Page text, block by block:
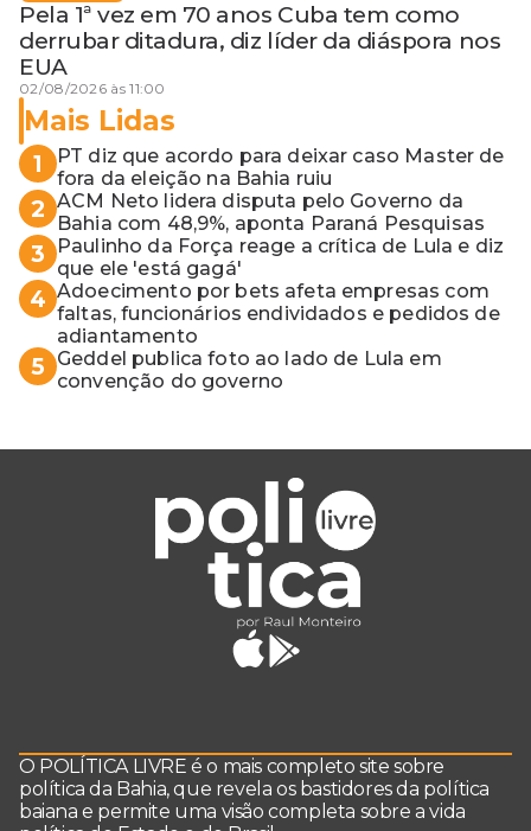
Pela 1ª vez em 70 anos Cuba tem como
derrubar ditadura, diz líder da diáspora nos
EUA
02/08/2026 às 11:00
Mais Lidas
1
PT diz que acordo para deixar caso Master de
fora da eleição na Bahia ruiu
2 ACM Neto lidera disputa pelo Governo da
Bahia com 48,9%, aponta Paraná Pesquisas
3
Paulinho da Força reage a crítica de Lula e diz
que ele 'está gagá'
4 Adoecimento por bets afeta empresas com
faltas, funcionários endividados e pedidos de
adiantamento
5
Geddel publica foto ao lado de Lula em
convenção do governo
O POLÍTICA LIVRE é o mais completo site sobre
política da Bahia, que revela os bastidores da política
baiana e permite uma visão completa sobre a vida